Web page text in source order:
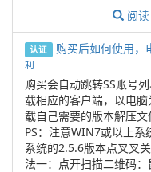
阅读
认证 购买后如何使用，
利
购买会自动跳转SS账号
载相应的客户端，以电
载自己需要的版本解压
PS：注意WIN7或以上系
系统的2.5.6版本点叉叉
法一：点开扫描二维码